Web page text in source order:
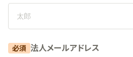
必須 法人メールアドレス